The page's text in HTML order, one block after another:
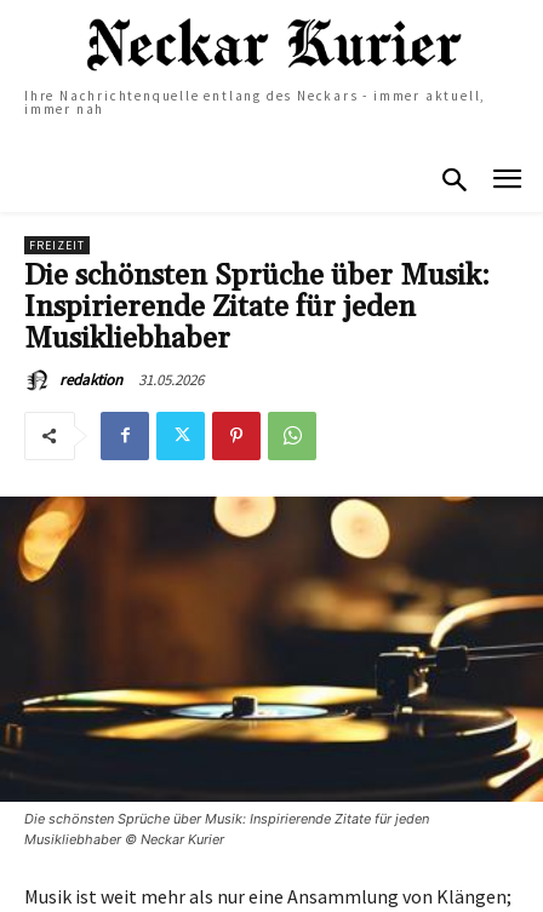
Ihre Nachrichtenquelle entlang des Neckars - immer aktuell,
immer nah
FREIZEIT
Die schönsten Sprüche über Musik:
Inspirierende Zitate für jeden
Musikliebhaber
redaktion 31.05.2026
Die schönsten Sprüche über Musik: Inspirierende Zitate für jeden
Musikliebhaber © Neckar Kurier
Musik ist weit mehr als nur eine Ansammlung von Klängen;